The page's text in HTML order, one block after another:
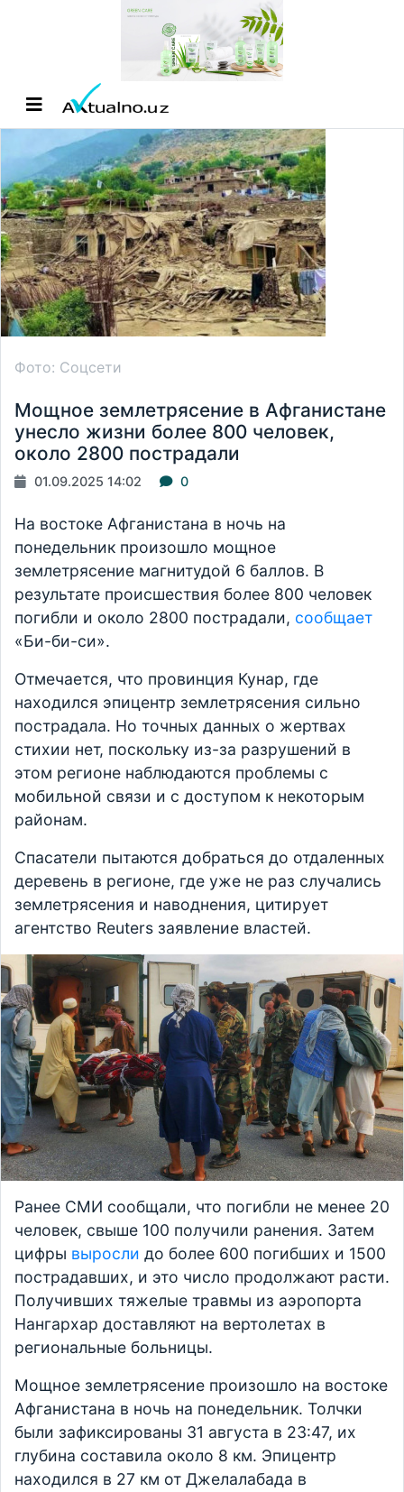
Фото: Соцсети
Мощное землетрясение в Афганистане
унесло жизни более 800 человек,
около 2800 пострадали
01.09.2025 14:02 0
На востоке Афганистана в ночь на
понедельник произошло мощное
землетрясение магнитудой 6 баллов. В
результате происшествия более 800 человек
погибли и около 2800 пострадали, сообщает
«Би-би-си».
Отмечается, что провинция Кунар, где
находился эпицентр землетрясения сильно
пострадала. Но точных данных о жертвах
стихии нет, поскольку из-за разрушений в
этом регионе наблюдаются проблемы с
мобильной связи и с доступом к некоторым
районам.
Спасатели пытаются добраться до отдаленных
деревень в регионе, где уже не раз случались
землетрясения и наводнения, цитирует
агентство Reuters заявление властей.
Ранее СМИ сообщали, что погибли не менее 20
человек, свыше 100 получили ранения. Затем
цифры выросли до более 600 погибших и 1500
пострадавших, и это число продолжают расти.
Получивших тяжелые травмы из аэропорта
Нангархар доставляют на вертолетах в
региональные больницы.
Мощное землетрясение произошло на востоке
Афганистана в ночь на понедельник. Толчки
были зафиксированы 31 августа в 23:47, их
глубина составила около 8 км. Эпицентр
находился в 27 км от Джелалабада в